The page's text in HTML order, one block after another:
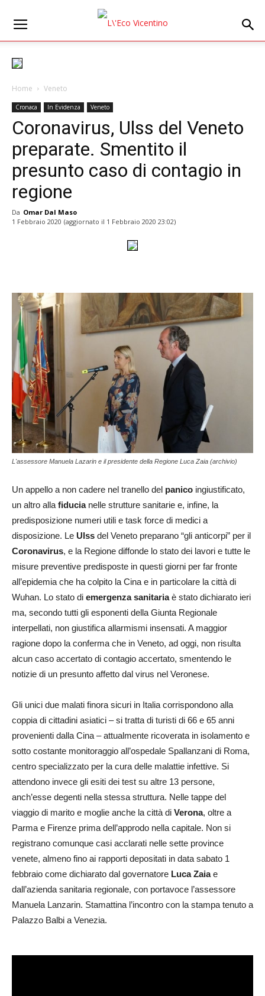
Home Veneto
Cronaca In Evidenza Veneto
Coronavirus, Ulss del Veneto
preparate. Smentito il
presunto caso di contagio in
regione
Da Omar Dal Maso
1 Febbraio 2020 (aggiornato il 1 Febbraio 2020 23:02)
L'assessore Manuela Lazarin e il presidente della Regione Luca Zaia (archivio)
Un appello a non cadere nel tranello del panico ingiustificato,
un altro alla fiducianelle strutture sanitarie e, infine, la
predisposizione numeri utili e task force di medici a
disposizione. Le Ulss del Veneto preparano “gli anticorpi” per il
Coronavirus, e la Regione diffonde lo stato dei lavori e tutte le
misure preventive predisposte in questi giorni per far fronte
all’epidemia che ha colpito la Cina e in particolare la città di
Wuhan. Lo stato di emergenza sanitariaè stato dichiarato ieri
ma, secondo tutti gli esponenti della Giunta Regionale
interpellati, non giustifica allarmismi insensati. A maggior
ragione dopo la conferma che in Veneto, ad oggi, non risulta
alcun caso accertato di contagio accertato, smentendo le
notizie di un presunto affetto dal virus nel Veronese.
Gli unici due malati finora sicuri in Italia corrispondono alla
coppia di cittadini asiatici – si tratta di turisti di 66 e 65 anni
provenienti dalla Cina – attualmente ricoverata in isolamento e
sotto costante monitoraggio all’ospedale Spallanzani di Roma,
centro specializzato per la cura delle malattie infettive. Si
attendono invece gli esiti dei test su altre 13 persone,
anch’esse degenti nella stessa struttura. Nelle tappe del
viaggio di marito e moglie anche la città di Verona, oltre a
Parma e Firenze prima dell’approdo nella capitale. Non si
registrano comunque casi acclarati nelle sette province
venete, almeno fino ai rapporti depositati in data sabato 1
febbraio come dichiarato dal governatore Luca Zaiae
dall’azienda sanitaria regionale, con portavoce l’assessore
Manuela Lanzarin. Stamattina l’incontro con la stampa tenuto a
Palazzo Balbi a Venezia.